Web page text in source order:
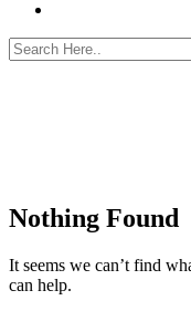
Nothing Found
It seems we can’t find
can help.